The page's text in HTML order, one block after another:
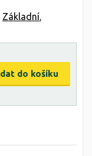
Základní,